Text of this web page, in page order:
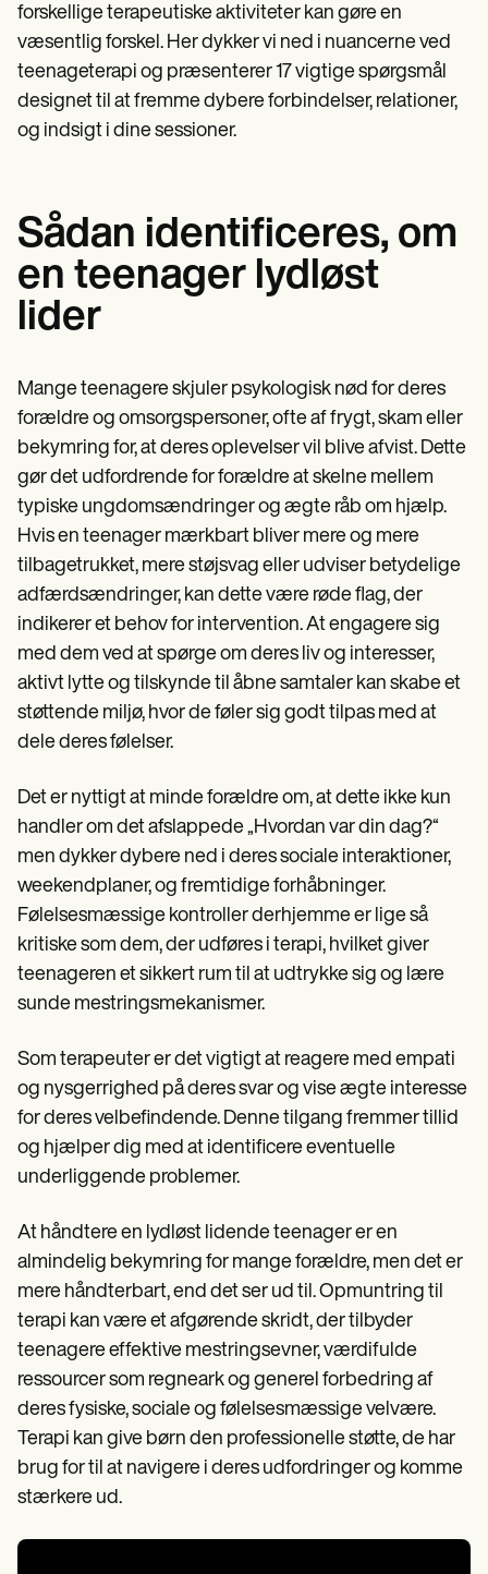
forskellige terapeutiske aktiviteter kan gøre en
væsentlig forskel. Her dykker vi ned i nuancerne ved
teenageterapi og præsenterer 17 vigtige spørgsmål
designet til at fremme dybere forbindelser, relationer,
og indsigt i dine sessioner.
Sådan identificeres, om
en teenager lydløst
lider
Mange teenagere skjuler psykologisk nød for deres
forældre og omsorgspersoner, ofte af frygt, skam eller
bekymring for, at deres oplevelser vil blive afvist. Dette
gør det udfordrende for forældre at skelne mellem
typiske ungdomsændringer og ægte råb om hjælp.
Hvis en teenager mærkbart bliver mere og mere
tilbagetrukket, mere støjsvag eller udviser betydelige
adfærdsændringer, kan dette være røde flag, der
indikerer et behov for intervention. At engagere sig
med dem ved at spørge om deres liv og interesser,
aktivt lytte og tilskynde til åbne samtaler kan skabe et
støttende miljø, hvor de føler sig godt tilpas med at
dele deres følelser.
Det er nyttigt at minde forældre om, at dette ikke kun
handler om det afslappede „Hvordan var din dag?“
men dykker dybere ned i deres sociale interaktioner,
weekendplaner, og fremtidige forhåbninger.
Følelsesmæssige kontroller derhjemme er lige så
kritiske som dem, der udføres i terapi, hvilket giver
teenageren et sikkert rum til at udtrykke sig og lære
sunde mestringsmekanismer.
Som terapeuter er det vigtigt at reagere med empati
og nysgerrighed på deres svar og vise ægte interesse
for deres velbefindende. Denne tilgang fremmer tillid
og hjælper dig med at identificere eventuelle
underliggende problemer.
At håndtere en lydløst lidende teenager er en
almindelig bekymring for mange forældre, men det er
mere håndterbart, end det ser ud til. Opmuntring til
terapi kan være et afgørende skridt, der tilbyder
teenagere effektive mestringsevner, værdifulde
ressourcer som regneark og generel forbedring af
deres fysiske, sociale og følelsesmæssige velvære.
Terapi kan give børn den professionelle støtte, de har
brug for til at navigere i deres udfordringer og komme
stærkere ud.